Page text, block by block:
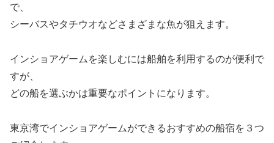
で、
シーバスやタチウオなどさまざまな魚が狙えます。
インショアゲームを楽しむには船舶を利用するのが便利で
すが、
どの船を選ぶかは重要なポイントになります。
東京湾でインショアゲームができるおすすめの船宿を３つ